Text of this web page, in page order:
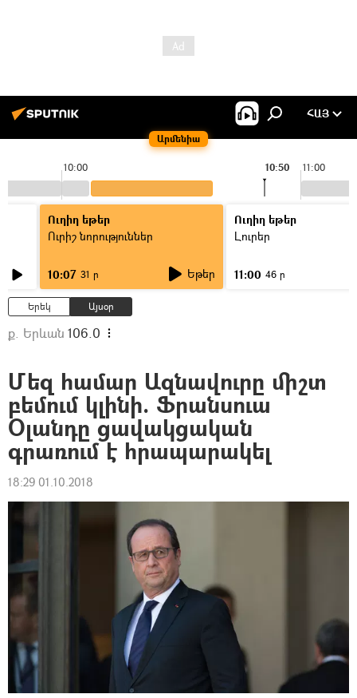
Արմենիա
ՀԱՅ
10:00 11:00
10:50
Ուղիղ եթեր
Ուրիշ նորություններ
10:07 31 ր Եթեր
Ուղիղ եթեր
Լուրեր
11:00 46 ր
Երեկ Այսօր
ք. Երևան 106.0
Մեզ համար Ազնավուրը միշտ
բեմում կլինի. Ֆրանսուա
Օլանդը ցավակցական
գրառում է հրապարակել
18:29 01.10.2018